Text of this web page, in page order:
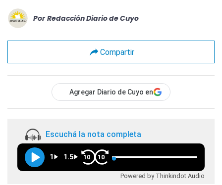
Por Redacción Diario de Cuyo
Compartir
Agregar Diario de Cuyo en
Escuchá la nota completa
1 1.5 10 10
Powered by Thinkindot Audio